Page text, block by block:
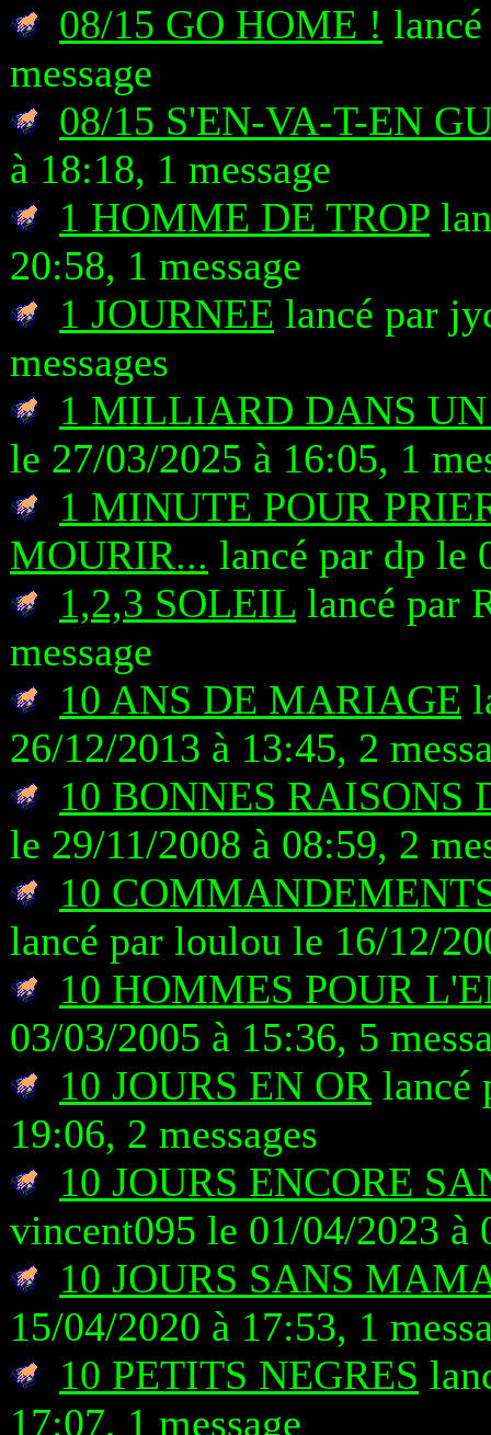
08/15 GO HOME !
message
08/15 S'EN-VA-T-EN
à 18:18, 1 message
1 HOMME DE TROP
20:58, 1 message
1 JOURNEE lancé par
messages
1 MILLIARD DANS
le 27/03/2025 à 16:05, 1
1 MINUTE POUR
MOURIR... lancé par dp le
1,2,3 SOLEIL lancé par
message
10 ANS DE MARIAGE
26/12/2013 à 13:45, 2
10 BONNES RAISONS
le 29/11/2008 à 08:59, 2
10
lancé par loulou le 16/12/
10 HOMMES POUR
03/03/2005 à 15:36, 5
10 JOURS EN OR lancé
19:06, 2 messages
10 JOURS ENCORE
vincent095 le 01/04/2023 à
10 JOURS SANS
15/04/2020 à 17:53, 1
10 PETITS NEGRES
17:07, 1 message